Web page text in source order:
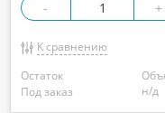
- +
К сравнению
Остаток
Под заказ
н/д